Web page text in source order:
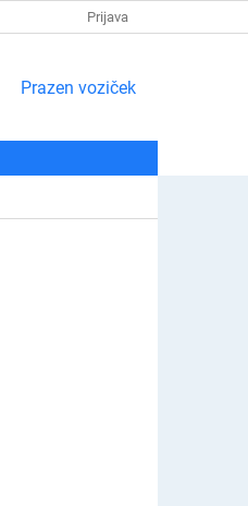
REKLAMACIJE IN VRAČILA
Prijava
NAKUPOVALNI
Prazen voziček